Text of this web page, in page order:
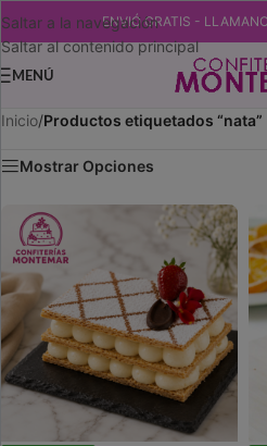
Saltar a la navegación
Saltar al contenido principal
ENVIÓ GRATIS -
MENÚ
Inicio/Productos etiquetados “nata”
Mostrar Opciones